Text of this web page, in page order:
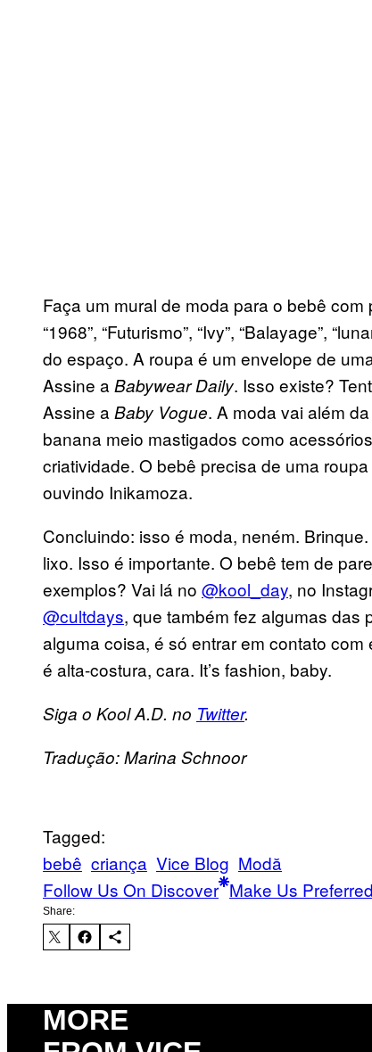
Faça um mural de moda para o bebê com
“1968”, “Futurismo”, “Ivy”, “Balayage”,
do espaço. A roupa é um envelope de
Assine a Babywear Daily. Isso existe?
Assine a Baby Vogue. A moda vai além
banana meio mastigados como
criatividade. O bebê precisa de uma
ouvindo Inikamoza.
Concluindo: isso é moda, neném.
lixo. Isso é importante. O bebê tem de
exemplos? Vai lá no @kool_day, no
@cultdays, que também fez algumas das
alguma coisa, é só entrar em contato
é alta-costura, cara. It’s fashion, baby.
Siga o Kool A.D. no Twitter.
Tradução: Marina Schnoor
Tagged:
bebê criança Vice Blog Μodă
Follow Us On Discover Make Us
Share:
MORE